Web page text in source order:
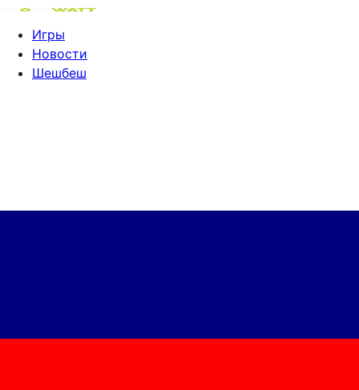
Игры
Новости
Шешбеш